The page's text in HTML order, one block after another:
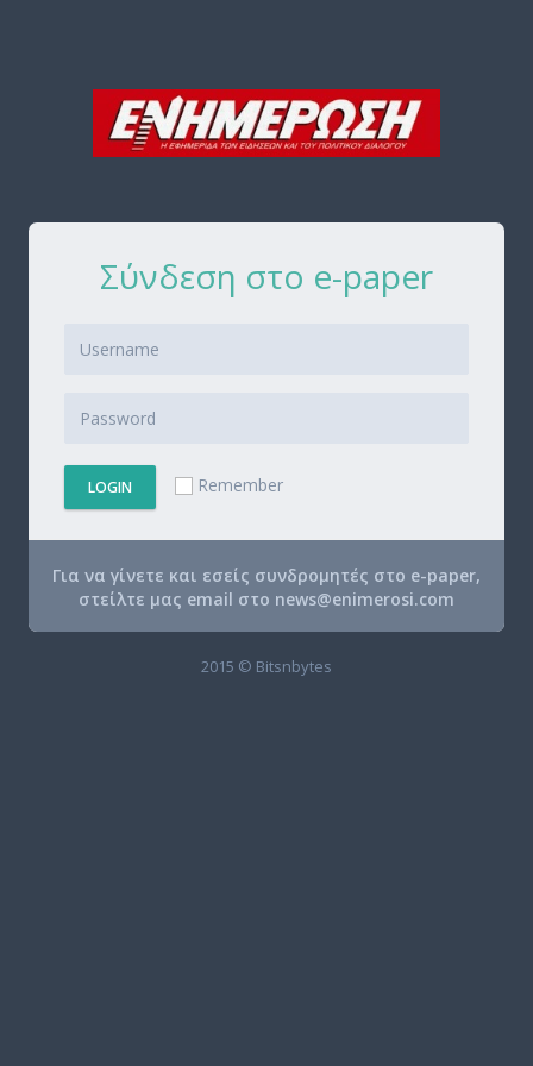
Σύνδεση στο e-paper
LOGIN Remember
Για να γίνετε και εσείς συνδρομητές στο e-paper,
στείλτε μας email στο news@enimerosi.com
2015 © Bitsnbytes